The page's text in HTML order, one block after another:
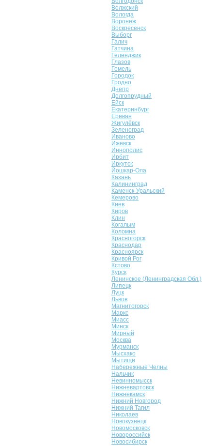
Волжский
Вологда
Воронеж
Воскресенск
Выборг
Галич
Гатчина
Геленджик
Глазов
Гомель
Городок
Гродно
Днепр
Долгопрудный
Ейск
Екатеринбург
Ереван
Жигулёвск
Зеленоград
Иваново
Ижевск
Иннополис
Ирбит
Иркутск
Йошкар-Ола
Казань
Калининград
Каменск-Уральский
Кемерово
Киев
Киров
Клин
Когалым
Коломна
Красногорск
Краснодар
Красноярск
Кривой Рог
Кстово
Курск
Ленинское (Ленинградская Обл.)
Липецк
Луцк
Львов
Магнитогорск
Маркс
Миасс
Минск
Мирный
Москва
Мурманск
Мысхако
Мытищи
Набережные Челны
Нальчик
Невинномысск
Нижневартовск
Нижнекамск
Нижний Новгород
Нижний Тагил
Николаев
Новокузнецк
Новомосковск
Новороссийск
Новосибирск